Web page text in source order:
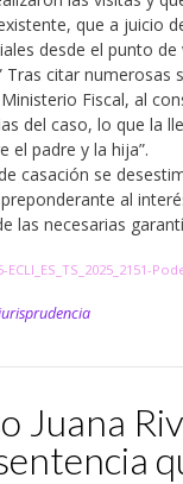
que a juicio
desde el punto
Tras citar numerosas
Fiscal, al
del caso, lo que la
el padre y la hija”.
casación se
al
las necesarias
ECLI_ES_TS_2025_2151-
Juana